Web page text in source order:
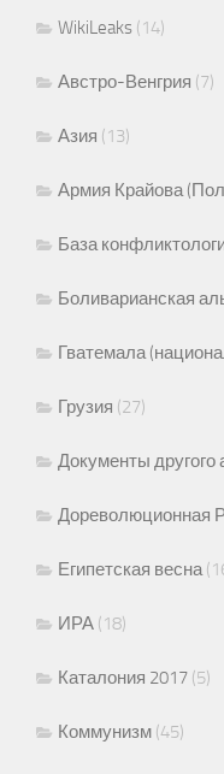
WikiLeaks (14)
Австро-Венгрия (7)
Азия (13)
Армия Крайова
База
Боливарианская
Гватемала
Грузия (27)
Документы другого
Дореволюционная
Египетская весна
ИРА (18)
Каталония 2017 (5)
Коммунизм (45)